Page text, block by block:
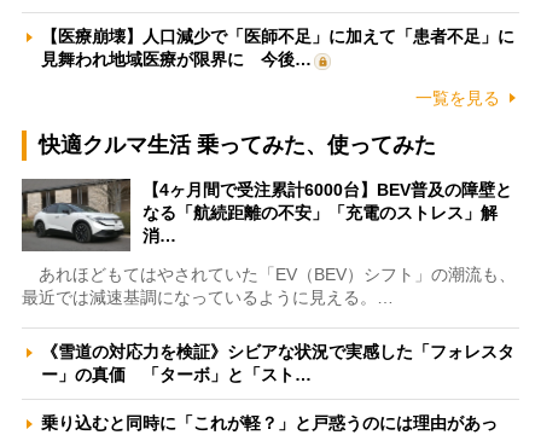
【医療崩壊】人口減少で「医師不足」に加えて「患者不足」に
見舞われ地域医療が限界に 今後…
一覧を見る
快適クルマ生活 乗ってみた、使ってみた
【4ヶ月間で受注累計6000台】BEV普及の障壁と
なる「航続距離の不安」「充電のストレス」解
消…
あれほどもてはやされていた「EV（BEV）シフト」の潮流も、
最近では減速基調になっているように見える。…
《雪道の対応力を検証》シビアな状況で実感した「フォレスタ
ー」の真価 「ターボ」と「スト…
乗り込むと同時に「これが軽？」と戸惑うのには理由があっ